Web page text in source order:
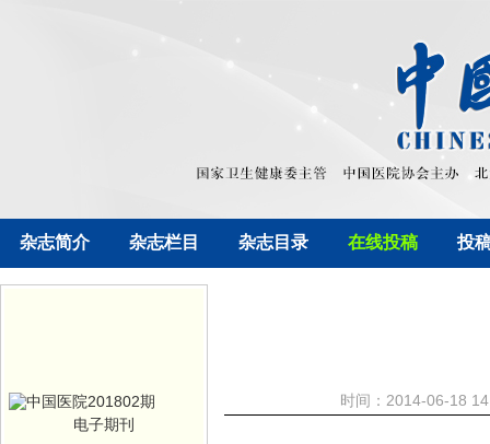
杂志简介 杂志栏目 杂志目录 在线投稿 投
电子期刊
时间：2014-06-18